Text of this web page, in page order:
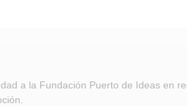
a la Fundación Puerto de Ideas en